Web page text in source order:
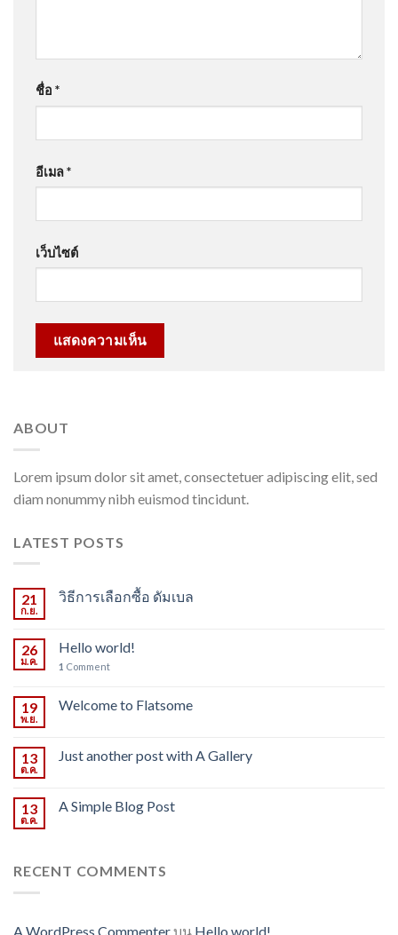
ชื่อ *
อีเมล*
เว็บไซต์
ABOUT
Lorem ipsum dolor sit amet, consectetuer adipiscing elit, sed
diam nonummy nibh euismod tincidunt.
LATEST POSTS
21
ก.ย.
วิธีการเลือกซื้อ ดัมเบล
26
ม.ค.
Hello world!
1 Comment
19
พ.ย.
Welcome to Flatsome
13
ต.ค.
Just another post with A Gallery
13
ต.ค.
A Simple Blog Post
RECENT COMMENTS
A WordPress Commenterบน Hello world!